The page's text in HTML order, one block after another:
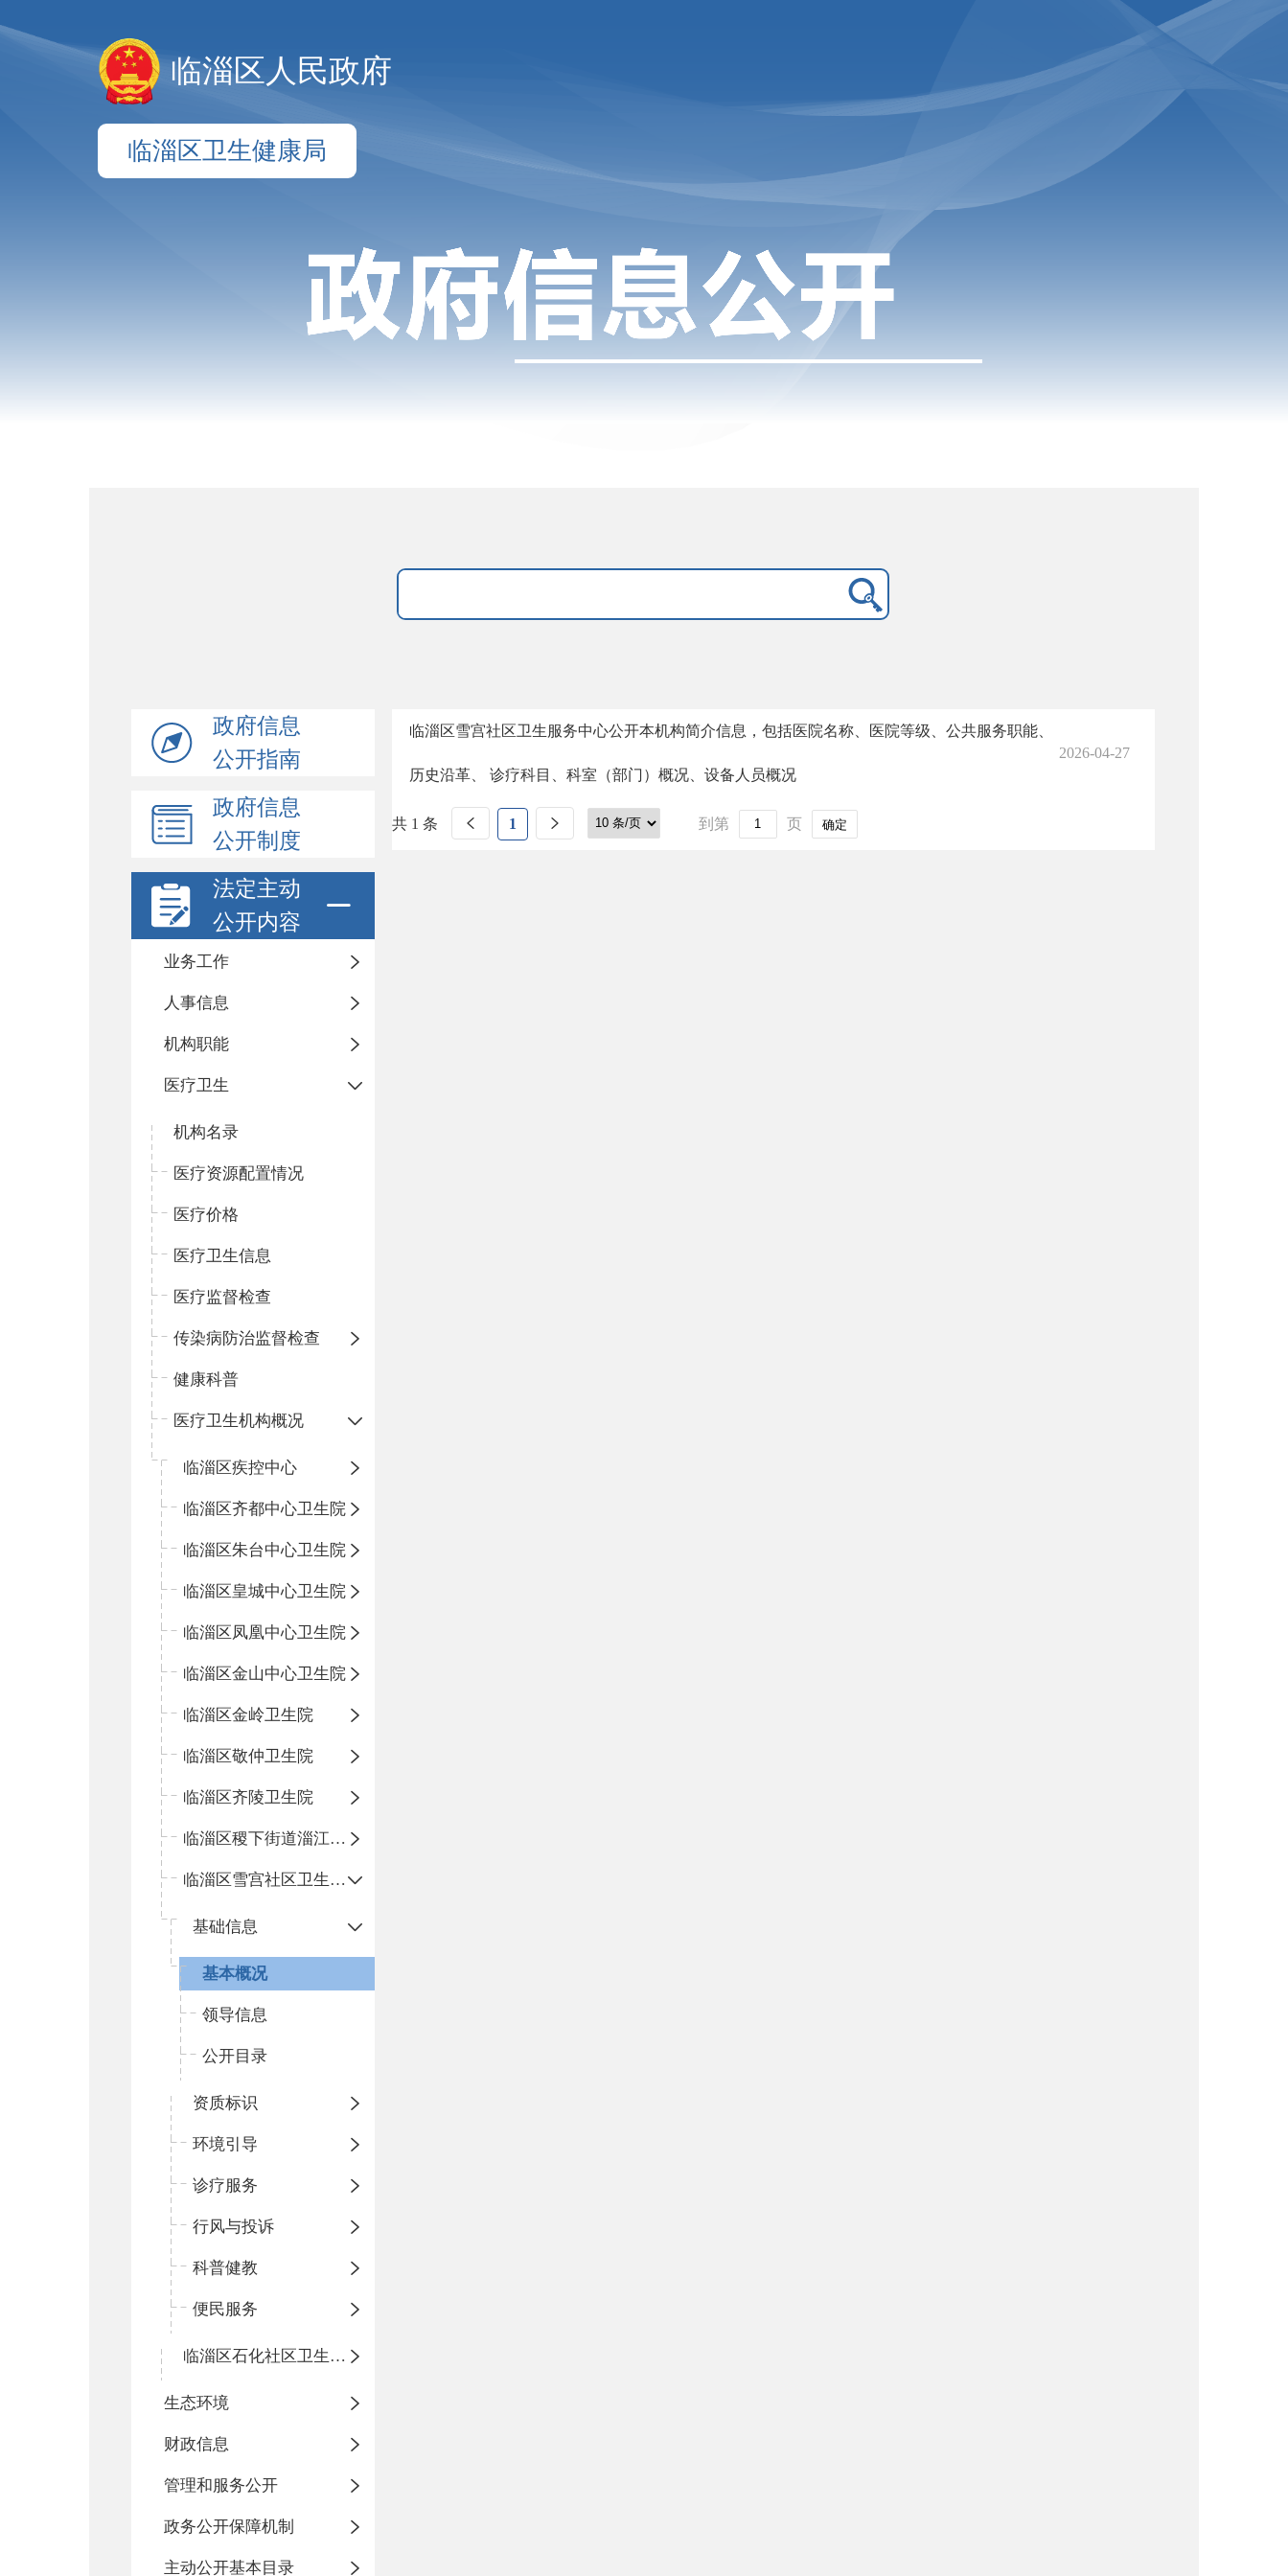
临淄区人民政府
临淄区卫生健康局
政府信息
公开指南
政府信息
公开制度
法定主动
公开内容
业务工作
人事信息
机构职能
医疗卫生
机构名录
医疗资源配置情况
医疗价格
医疗卫生信息
医疗监督检查
传染病防治监督检查
健康科普
医疗卫生机构概况
临淄区疾控中心
临淄区齐都中心卫生院
临淄区朱台中心卫生院
临淄区皇城中心卫生院
临淄区凤凰中心卫生院
临淄区金山中心卫生院
临淄区金岭卫生院
临淄区敬仲卫生院
临淄区齐陵卫生院
临淄区稷下街道淄江社区卫生服务中心
临淄区雪宫社区卫生服务中心
基础信息
基本概况
领导信息
公开目录
资质标识
环境引导
诊疗服务
行风与投诉
科普健教
便民服务
临淄区石化社区卫生服务中心
生态环境
财政信息
管理和服务公开
政务公开保障机制
主动公开基本目录
临淄区雪宫社区卫生服务中心公开本机构简介信息，包括医院名称、医院等级、公共服务职能、
历史沿革、 诊疗科目、科室（部门）概况、设备人员概况
2026-04-27
共 1 条 1 到第 页 确定